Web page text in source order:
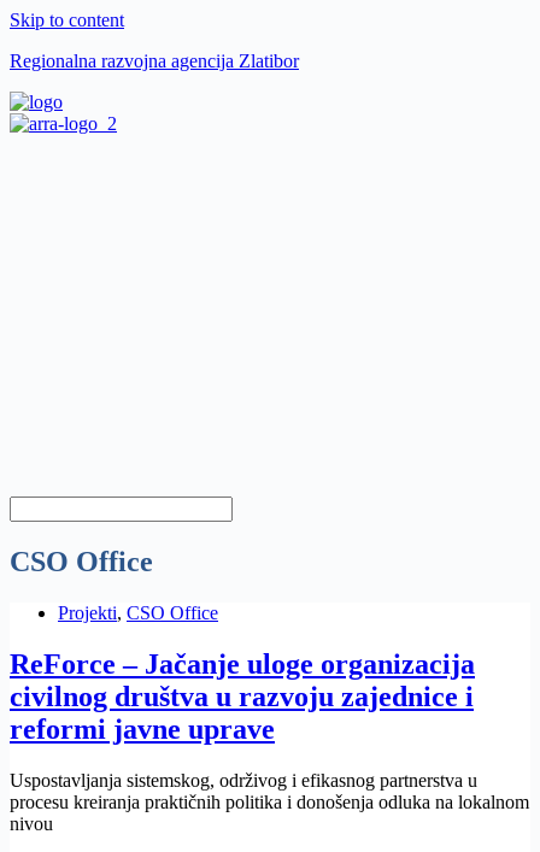
Skip to content
Regionalna razvojna agencija Zlatibor
CSO Office
Projekti, CSO Office
ReForce – Jačanje uloge organizacija
civilnog društva u razvoju zajednice i
reformi javne uprave
Uspostavljanja sistemskog, održivog i efikasnog partnerstva u
procesu kreiranja praktičnih politika i donošenja odluka na lokalnom
nivou